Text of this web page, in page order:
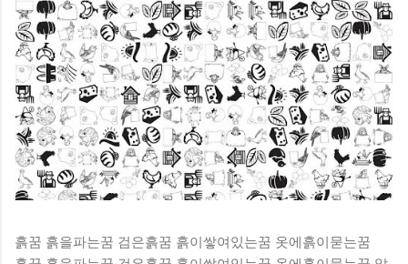
흙꿈 흙을파는꿈 검은흙꿈 흙이쌓여있는꿈 옷에흙이묻는꿈